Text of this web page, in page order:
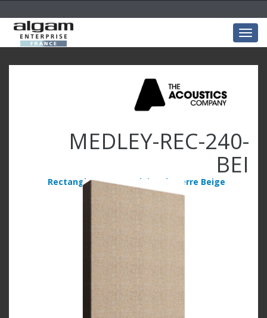
MEDLEY-REC-240-
BEI
Rectangle 240x120x4 laine de verre Beige